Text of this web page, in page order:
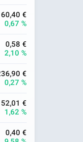
€
0,67 %
0,58 €
2,10 %
€
0,27 %
52,01 €
1,62 %
0,40 €